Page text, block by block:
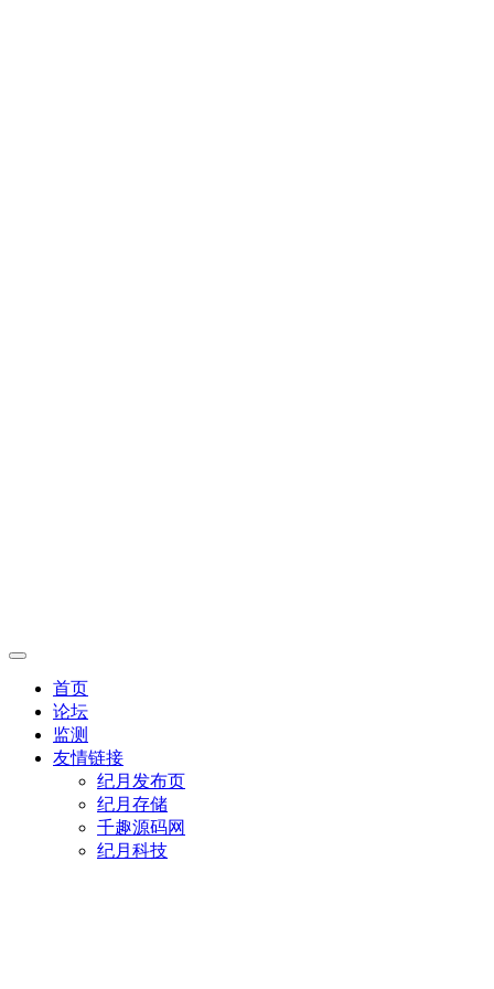
首页
论坛
监测
友情链接
纪月发布页
纪月存储
千趣源码网
纪月科技